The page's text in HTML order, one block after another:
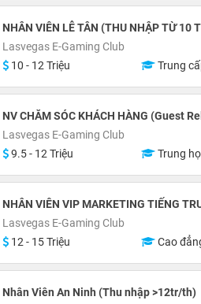
NHÂN VIÊN LỄ TÂN (THU NHẬP TỪ 10
Lasvegas E-Gaming Club
10 - 12 Triệu
Trung
NV CHĂM SÓC KHÁCH HÀNG (Guest
Lasvegas E-Gaming Club
9.5 - 12 Triệu
Trung
NHÂN VIÊN VIP MARKETING TIẾNG
Lasvegas E-Gaming Club
12 - 15 Triệu
Cao
Nhân Viên An Ninh (Thu nhập >12tr/th)